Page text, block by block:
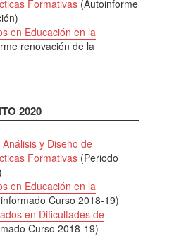
Formativas (Autoinforme
en Educación en la
renovación de la
2020
y Diseño de
Formativas (Periodo
en Educación en la
Curso 2018-19)
en Dificultades de
Curso 2018-19)